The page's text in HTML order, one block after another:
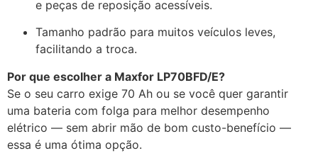
e peças de reposição acessíveis.
Tamanho padrão para muitos veículos leves,
facilitando a troca.
Por que escolher a Maxfor LP70BFD/E?
Se o seu carro exige 70 Ah ou se você quer garantir
uma bateria com folga para melhor desempenho
elétrico — sem abrir mão de bom custo-benefício —
essa é uma ótima opção.